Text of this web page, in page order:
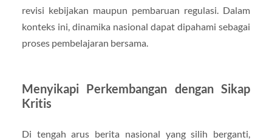
revisi kebijakan maupun pembaruan regulasi. Dalam
konteks ini, dinamika nasional dapat dipahami sebagai
proses pembelajaran bersama.
Menyikapi Perkembangan dengan Sikap
Kritis
Di tengah arus berita nasional yang silih berganti,